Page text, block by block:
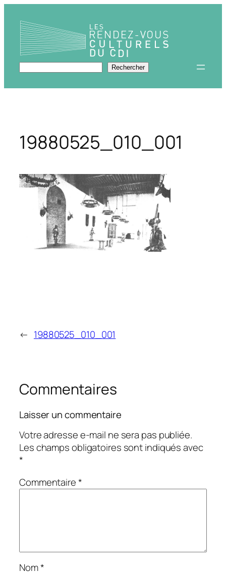
contenu
Rechercher Rechercher
19880525_010_001
← 19880525_010_001
Commentaires
Laisser un commentaire
Votre adresse e-mail ne sera pas publiée.
Les champs obligatoires sont indiqués avec
*
Commentaire*
Nom*